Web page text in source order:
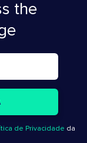
the
de Privacidade da